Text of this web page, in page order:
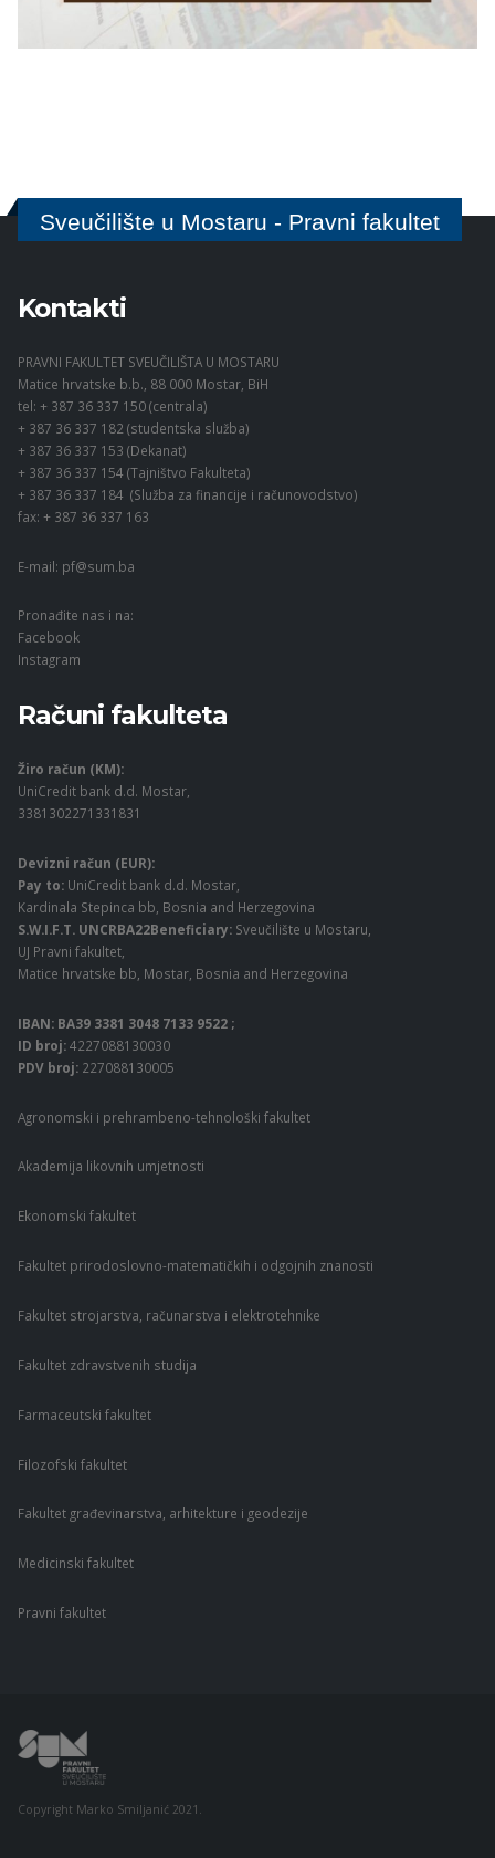
Sveučilište u Mostaru - Pravni fakultet
Kontakti
PRAVNI FAKULTET SVEUČILIŠTA U MOSTARU
Matice hrvatske b.b., 88 000 Mostar, BiH
tel: + 387 36 337 150 (centrala)
+ 387 36 337 182 (studentska služba)
+ 387 36 337 153 (Dekanat)
+ 387 36 337 154 (Tajništvo Fakulteta)
+ 387 36 337 184 (Služba za financije i računovodstvo)
fax: + 387 36 337 163
E-mail: pf@sum.ba
Pronađite nas i na:
Facebook
Instagram
Računi fakulteta
Žiro račun (KM):
UniCredit bank d.d. Mostar,
3381302271331831
Devizni račun (EUR):
Pay to: UniCredit bank d.d. Mostar,
Kardinala Stepinca bb, Bosnia and Herzegovina
S.W.I.F.T. UNCRBA22Beneficiary: Sveučilište u Mostaru,
UJ Pravni fakultet,
Matice hrvatske bb, Mostar, Bosnia and Herzegovina
IBAN: BA39 3381 3048 7133 9522 ;
ID broj:4227088130030
PDV broj: 227088130005
Agronomski i prehrambeno-tehnološki fakultet
Akademija likovnih umjetnosti
Ekonomski fakultet
Fakultet prirodoslovno-matematičkih i odgojnih znanosti
Fakultet strojarstva, računarstva i elektrotehnike
Fakultet zdravstvenih studija
Farmaceutski fakultet
Filozofski fakultet
Fakultet građevinarstva, arhitekture i geodezije
Medicinski fakultet
Pravni fakultet
Copyright Marko Smiljanić 2021.